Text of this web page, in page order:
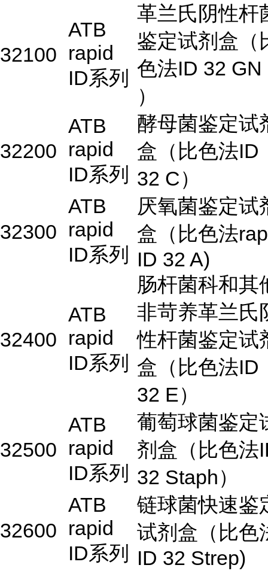
32100
ATB
rapid
ID系列
革兰氏阴性杆
鉴定试剂盒（
色法ID 32 GN
）
32200
ATB
rapid
ID系列
酵母菌鉴定试
盒（比色法ID
32 C）
32300
ATB
rapid
ID系列
厌氧菌鉴定试
盒（比色法
ID 32 A)
32400
ATB
rapid
ID系列
肠杆菌科和其
非苛养革兰氏
性杆菌鉴定试
盒（比色法ID
32 E）
32500
ATB
rapid
ID系列
葡萄球菌鉴定
剂盒（比色法
32 Staph）
32600
ATB
rapid
ID系列
链球菌快速鉴
试剂盒（比色
ID 32 Strep)